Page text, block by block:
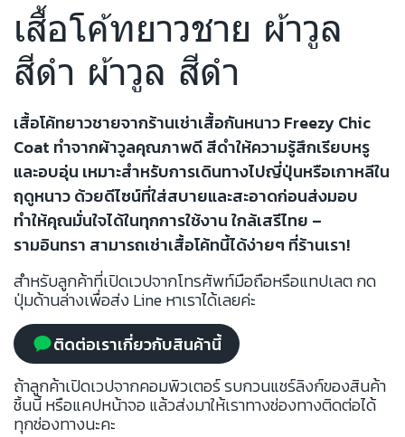
เสื้อโค้ทยาวชาย ผ้าวูล
สีดำ ผ้าวูล สีดำ
เสื้อโค้ทยาวชายจากร้านเช่าเสื้อกันหนาว Freezy Chic
Coat ทำจากผ้าวูลคุณภาพดี สีดำให้ความรู้สึกเรียบหรู
และอบอุ่น เหมาะสำหรับการเดินทางไปญี่ปุ่นหรือเกาหลีใน
ฤดูหนาว ด้วยดีไซน์ที่ใส่สบายและสะอาดก่อนส่งมอบ
ทำให้คุณมั่นใจได้ในทุกการใช้งาน ใกล้เสรีไทย –
รามอินทรา สามารถเช่าเสื้อโค้ทนี้ได้ง่ายๆ ที่ร้านเรา!
สำหรับลูกค้าที่เปิดเวปจากโทรศัพท์มือถือหรือแทปเลต กด
ปุ่มด้านล่างเพื่อส่ง Line หาเราได้เลยค่ะ
ติดต่อเราเกี่ยวกับสินค้านี้
ถ้าลูกค้าเปิดเวปจากคอมพิวเตอร์ รบกวนแชร์ลิงก์ของสินค้า
ชิ้นนี้ หรือแคปหน้าจอ แล้วส่งมาให้เราทางช่องทางติดต่อได้
ทุกช่องทางนะคะ